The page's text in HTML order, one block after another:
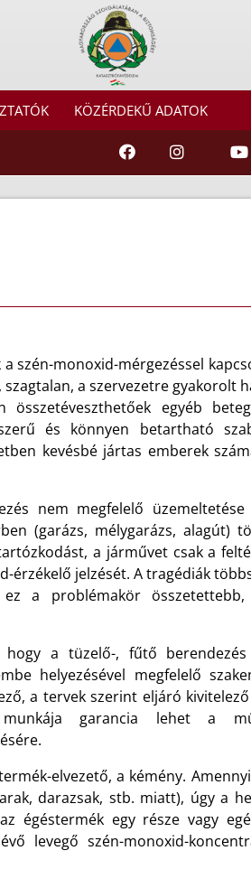
KÖZÉRDEKŰ ADATOK
szén-monoxid-mérgezéssel
a szervezetre gyakorolt
egyéb
és könnyen betartható
kevésbé jártas emberek
nem megfelelő
(garázs, mélygarázs, alagút)
a járművet csak a
érzékelő jelzését. A tragédiák
a problémakör összetettebb,
hogy a tüzelő-, fűtő
helyezésével megfelelő
a tervek szerint eljáró
munkája garancia lehet a
elvezető, a kémény.
darazsak, stb. miatt), úgy a
égéstermék egy része vagy
levegő szén-monoxid-